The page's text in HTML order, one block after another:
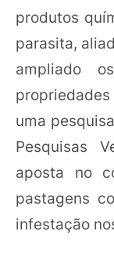
produtos
parasita,
ampliado
propriedades
uma
Pesquisas
aposta no
pastagens
infestação